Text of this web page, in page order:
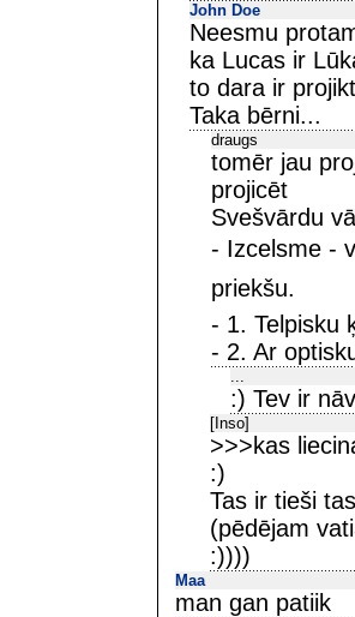
John Doe
Neesmu
ka Lucas ir
to dara ir
Taka bērni...
draugs
tomēr jau
projicēt
Svešvārdu
- Izcelsme -
priekšu.
- 1. Telpisku
- 2. Ar
...
:) Tev ir
[Inso]
>>>kas
:)
Tas ir tieši
(pēdējam
:))))
Maa
man gan patiik